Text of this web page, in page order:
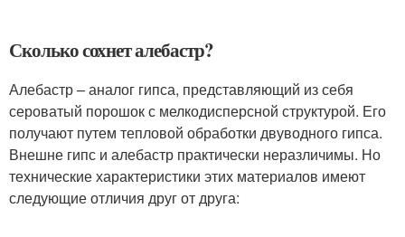
Сколько сохнет алебастр?
Алебастр – аналог гипса, представляющий из себя
сероватый порошок с мелкодисперсной структурой. Его
получают путем тепловой обработки двуводного гипса.
Внешне гипс и алебастр практически неразличимы. Но
технические характеристики этих материалов имеют
следующие отличия друг от друга: